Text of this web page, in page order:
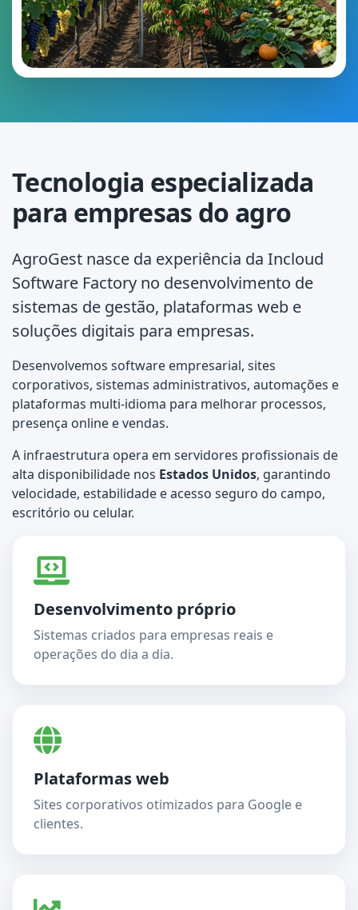
Tecnologia especializada
para empresas do agro
AgroGest nasce da experiência da Incloud
Software Factory no desenvolvimento de
sistemas de gestão, plataformas web e
soluções digitais para empresas.
Desenvolvemos software empresarial, sites
corporativos, sistemas administrativos, automações e
plataformas multi-idioma para melhorar processos,
presença online e vendas.
A infraestrutura opera em servidores profissionais de
alta disponibilidade nos Estados Unidos, garantindo
velocidade, estabilidade e acesso seguro do campo,
escritório ou celular.
Desenvolvimento próprio
Sistemas criados para empresas reais e
operações do dia a dia.
Plataformas web
Sites corporativos otimizados para Google e
clientes.